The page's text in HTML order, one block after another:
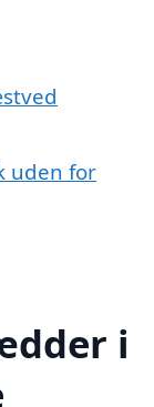
uden for
i